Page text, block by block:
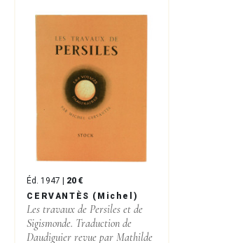
Éd. 1947 | 20 €
CERVANTÈS (Michel)
Les travaux de Persiles et de
Sigismonde. Traduction de
Daudiguier revue par Mathilde